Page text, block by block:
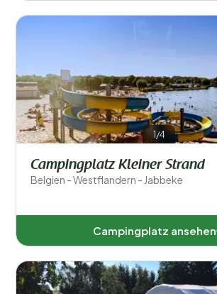
1/4
Campingplatz Kleiner Strand
Belgien - Westflandern - Jabbeke
Campingplatz ansehen